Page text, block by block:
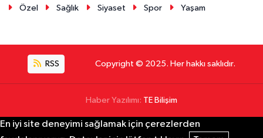
Özel
Sağlık Siyaset Spor Yaşam
RSS Copyright © 2025. Her hakkı saklıdır.
Haber Yazılımı: TE Bilişim
En iyi site deneyimi sağlamak için çerezlerden